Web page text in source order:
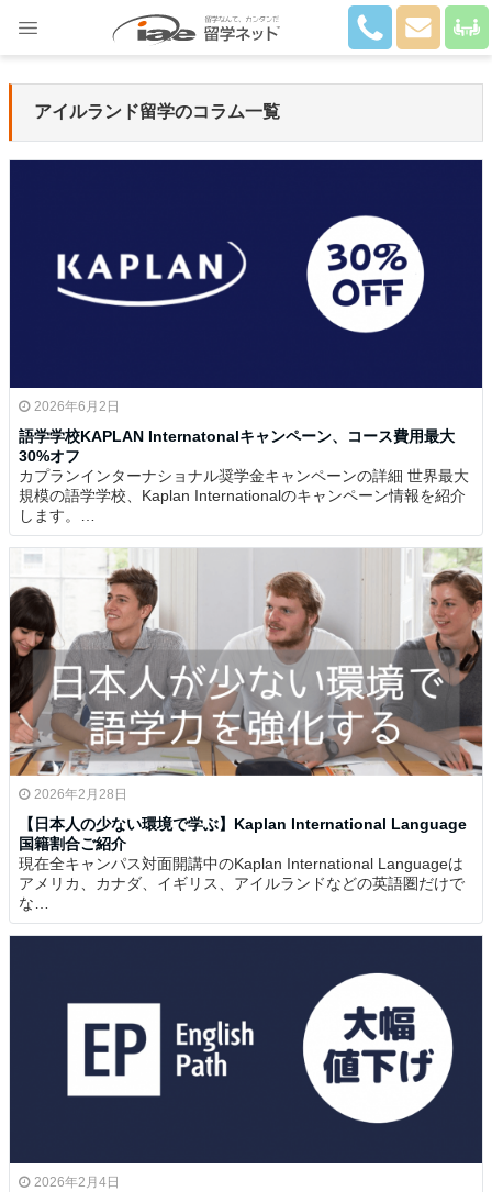
アイルランド留学のコラム一覧
2026年6月2日
語学学校KAPLAN Internatonalキャンペーン、コース費用最大
30%オフ
カプランインターナショナル奨学金キャンペーンの詳細 世界最大
規模の語学学校、Kaplan Internationalのキャンペーン情報を紹介
します。…
2026年2月28日
【日本人の少ない環境で学ぶ】Kaplan International Language
国籍割合ご紹介
現在全キャンパス対面開講中のKaplan International Languageは
アメリカ、カナダ、イギリス、アイルランドなどの英語圏だけで
な…
2026年2月4日